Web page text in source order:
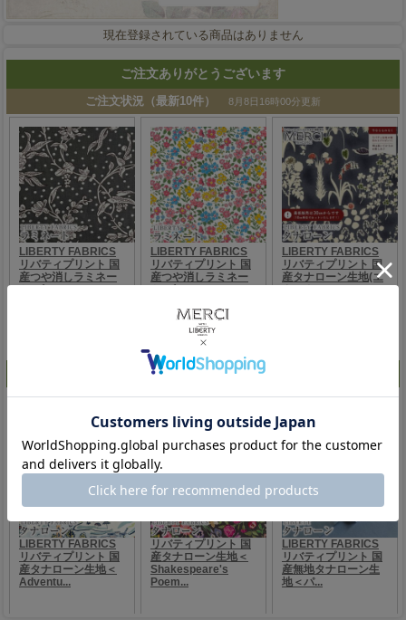
現在登録されている商品はありません
ご注文ありがとうございます
人気ランキング